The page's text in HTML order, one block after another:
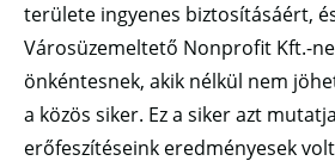
területe ingyenes biztosításáért,
Városüzemeltető Nonprofit Kft.-
önkéntesnek, akik nélkül nem
a közös siker. Ez a siker azt
erőfeszítéseink eredményesek